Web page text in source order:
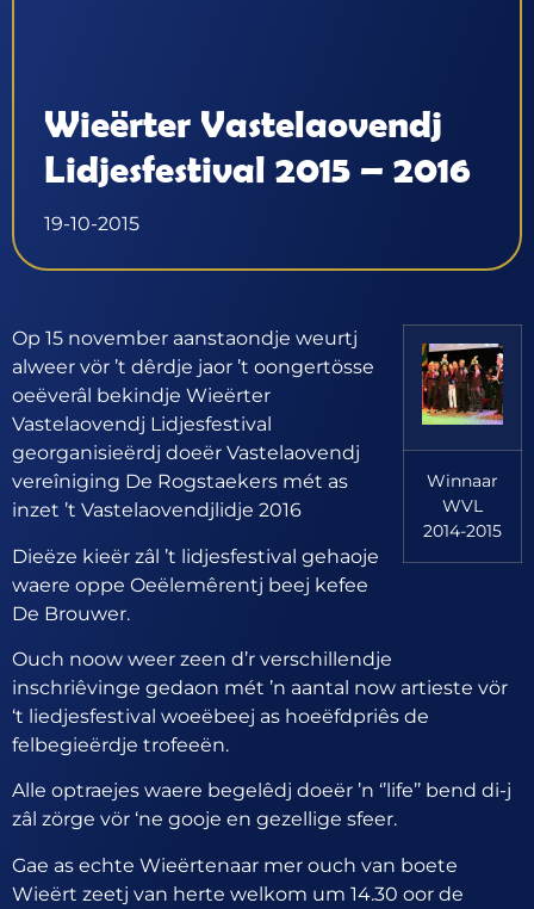
Wieërter Vastelaovendj
Lidjesfestival 2015 – 2016
19-10-2015
Winnaar
WVL
2014-2015
Op 15 november aanstaondje weurtj
alweer vör ’t dêrdje jaor ’t oongertösse
oeëverâl bekindje Wieërter
Vastelaovendj Lidjesfestival
georganisieërdj doeër Vastelaovendj
vereîniging De Rogstaekers mét as
inzet ’t Vastelaovendjlidje 2016
Dieëze kieër zâl ’t lidjesfestival gehaoje
waere oppe Oeëlemêrentj beej kefee
De Brouwer.
Ouch noow weer zeen d’r verschillendje
inschriêvinge gedaon mét ’n aantal now artieste vör
‘t liedjesfestival woeëbeej as hoeëfdpriês de
felbegieërdje trofeeën.
Alle optraejes waere begelêdj doeër ’n ‘’life’’ bend di-j
zâl zörge vör ‘ne gooje en gezellige sfeer.
Gae as echte Wieërtenaar mer ouch van boete
Wieërt zeetj van herte welkom um 14.30 oor de